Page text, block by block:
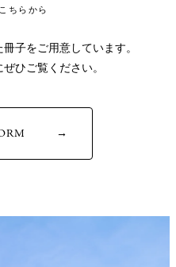
ちらから
子をご用意しています。
ひご覧ください。